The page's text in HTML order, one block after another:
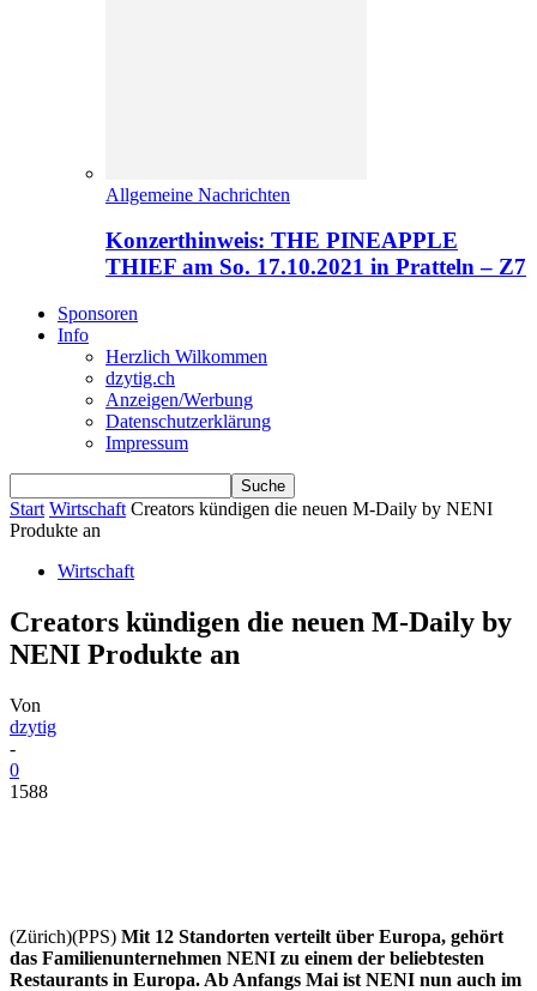
Allgemeine Nachrichten
Konzerthinweis: THE PINEAPPLE
THIEF am So. 17.10.2021 in Pratteln – Z7
Sponsoren
Info
Herzlich Wilkommen
dzytig.ch
Anzeigen/Werbung
Datenschutzerklärung
Impressum
Start Wirtschaft Creators kündigen die neuen M-Daily by NENI
Produkte an
Wirtschaft
Creators kündigen die neuen M-Daily by
NENI Produkte an
Von
dzytig
-
0
1588
(Zürich)(PPS) Mit 12 Standorten verteilt über Europa, gehört
das Familienunternehmen NENI zu einem der beliebtesten
Restaurants in Europa. Ab Anfangs Mai ist NENI nun auch im